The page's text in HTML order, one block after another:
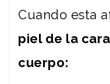
Cuando esta
piel de la
cuerpo: